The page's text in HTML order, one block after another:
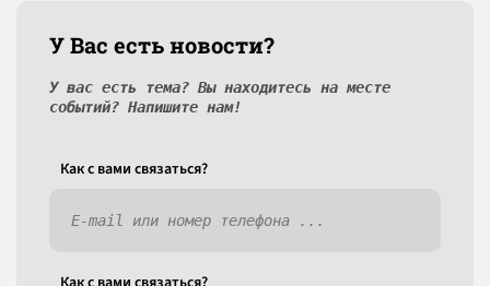
У Вас есть новости?
У вас есть тема? Вы находитесь на месте
событий? Напишите нам!
Как c вами связаться?